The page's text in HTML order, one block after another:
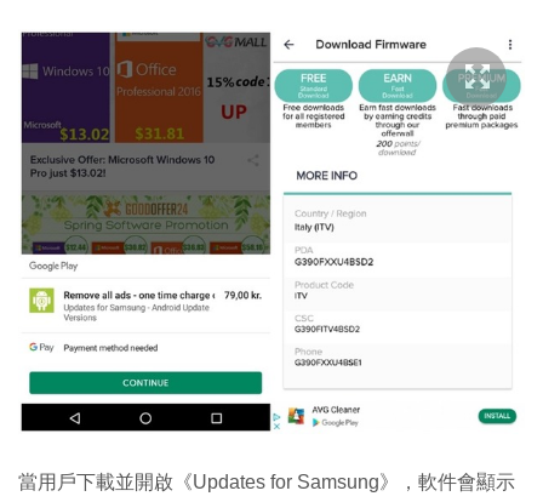
當用戶下載並開啟《Updates for Samsung》，軟件會顯示